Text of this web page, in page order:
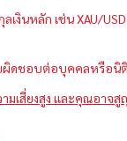
งินหลัก เช่น XAU/
บผิดชอบต่อบุคคลหรือ
มเสี่ยงสูง และคุณอาจ